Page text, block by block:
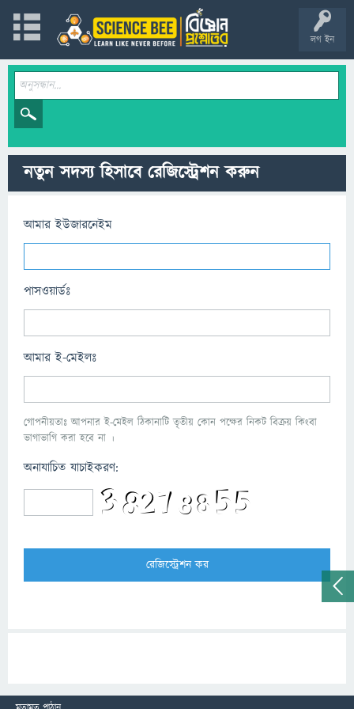
লগ ইন
নতুন সদস্য হিসাবে রেজিস্ট্রেশন করুন
আমার ইউজারনেইম
পাসওয়ার্ডঃ
আমার ই-মেইলঃ
গোপনীয়তাঃ আপনার ই-মেইল ঠিকানাটি তৃতীয় কোন পক্ষের নিকট বিক্রয় কিংবা
ভাগাভাগি করা হবে না ।
অনাযাচিত যাচাইকরণ: